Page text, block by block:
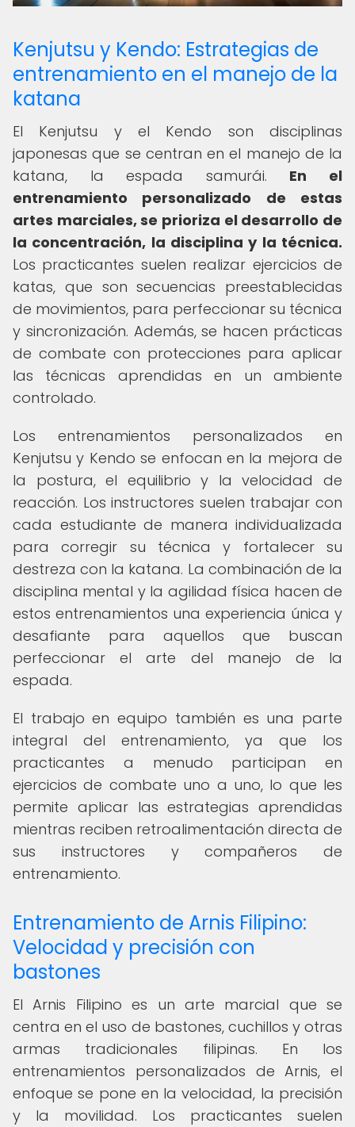
Kenjutsu y Kendo: Estrategias de
entrenamiento en el manejo de la
katana
El Kenjutsu y el Kendo son disciplinas
japonesas que se centran en el manejo de la
katana, la espada samurái. En el
entrenamiento personalizado de estas
artes marciales, se prioriza el desarrollo de
la concentración, la disciplina y la técnica.
Los practicantes suelen realizar ejercicios de
katas, que son secuencias preestablecidas
de movimientos, para perfeccionar su técnica
y sincronización. Además, se hacen prácticas
de combate con protecciones para aplicar
las técnicas aprendidas en un ambiente
controlado.
Los entrenamientos personalizados en
Kenjutsu y Kendo se enfocan en la mejora de
la postura, el equilibrio y la velocidad de
reacción. Los instructores suelen trabajar con
cada estudiante de manera individualizada
para corregir su técnica y fortalecer su
destreza con la katana. La combinación de la
disciplina mental y la agilidad física hacen de
estos entrenamientos una experiencia única y
desafiante para aquellos que buscan
perfeccionar el arte del manejo de la
espada.
El trabajo en equipo también es una parte
integral del entrenamiento, ya que los
practicantes a menudo participan en
ejercicios de combate uno a uno, lo que les
permite aplicar las estrategias aprendidas
mientras reciben retroalimentación directa de
sus instructores y compañeros de
entrenamiento.
Entrenamiento de Arnis Filipino:
Velocidad y precisión con
bastones
El Arnis Filipino es un arte marcial que se
centra en el uso de bastones, cuchillos y otras
armas tradicionales filipinas. En los
entrenamientos personalizados de Arnis, el
enfoque se pone en la velocidad, la precisión
y la movilidad. Los practicantes suelen